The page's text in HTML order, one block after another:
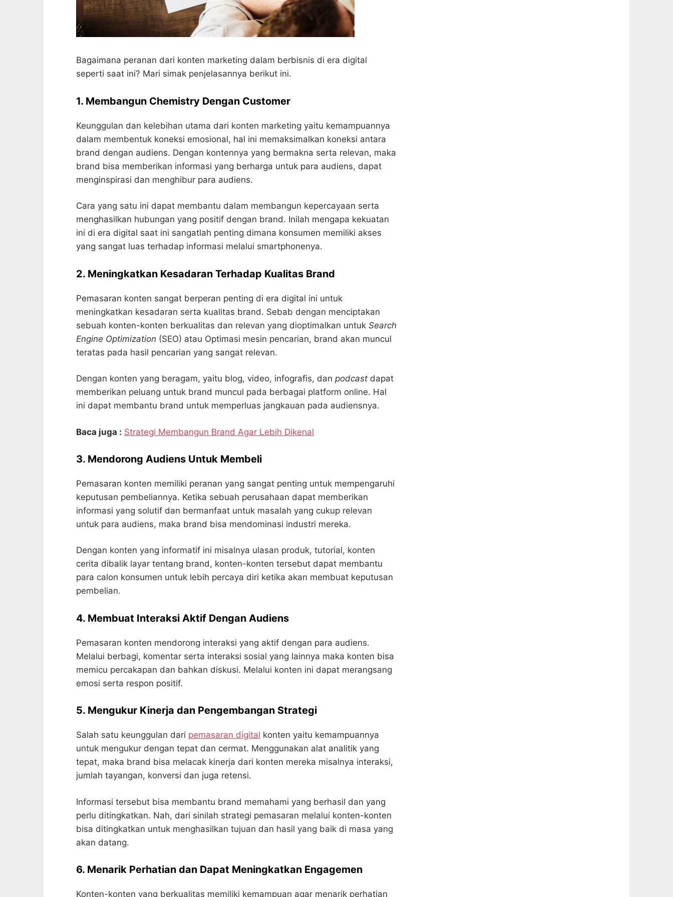
Bagaimana peranan dari konten marketing dalam berbisnis di era digital
seperti saat ini? Mari simak penjelasannya berikut ini.
1. Membangun Chemistry Dengan Customer
Keunggulan dan kelebihan utama dari konten marketing yaitu kemampuannya
dalam membentuk koneksi emosional, hal ini memaksimalkan koneksi antara
brand dengan audiens. Dengan kontennya yang bermakna serta relevan, maka
brand bisa memberikan informasi yang berharga untuk para audiens, dapat
menginspirasi dan menghibur para audiens.
Cara yang satu ini dapat membantu dalam membangun kepercayaan serta
menghasilkan hubungan yang positif dengan brand. Inilah mengapa kekuatan
ini di era digital saat ini sangatlah penting dimana konsumen memiliki akses
yang sangat luas terhadap informasi melalui smartphonenya.
2. Meningkatkan Kesadaran Terhadap Kualitas Brand
Pemasaran konten sangat berperan penting di era digital ini untuk
meningkatkan kesadaran serta kualitas brand. Sebab dengan menciptakan
sebuah konten-konten berkualitas dan relevan yang dioptimalkan untuk Search
Engine Optimization (SEO) atau Optimasi mesin pencarian, brand akan muncul
teratas pada hasil pencarian yang sangat relevan.
Dengan konten yang beragam, yaitu blog, video, infografis, dan podcast dapat
memberikan peluang untuk brand muncul pada berbagai platform online. Hal
ini dapat membantu brand untuk memperluas jangkauan pada audiensnya.
Baca juga : Strategi Membangun Brand Agar Lebih Dikenal
3. Mendorong Audiens Untuk Membeli
Pemasaran konten memiliki peranan yang sangat penting untuk mempengaruhi
keputusan pembeliannya. Ketika sebuah perusahaan dapat memberikan
informasi yang solutif dan bermanfaat untuk masalah yang cukup relevan
untuk para audiens, maka brand bisa mendominasi industri mereka.
Dengan konten yang informatif ini misalnya ulasan produk, tutorial, konten
cerita dibalik layar tentang brand, konten-konten tersebut dapat membantu
para calon konsumen untuk lebih percaya diri ketika akan membuat keputusan
pembelian.
4. Membuat Interaksi Aktif Dengan Audiens
Pemasaran konten mendorong interaksi yang aktif dengan para audiens.
Melalui berbagi, komentar serta interaksi sosial yang lainnya maka konten bisa
memicu percakapan dan bahkan diskusi. Melalui konten ini dapat merangsang
emosi serta respon positif.
5. Mengukur Kinerja dan Pengembangan Strategi
Salah satu keunggulan dari pemasaran digital konten yaitu kemampuannya
untuk mengukur dengan tepat dan cermat. Menggunakan alat analitik yang
tepat, maka brand bisa melacak kinerja dari konten mereka misalnya interaksi,
jumlah tayangan, konversi dan juga retensi.
Informasi tersebut bisa membantu brand memahami yang berhasil dan yang
perlu ditingkatkan. Nah, dari sinilah strategi pemasaran melalui konten-konten
bisa ditingkatkan untuk menghasilkan tujuan dan hasil yang baik di masa yang
akan datang.
6. Menarik Perhatian dan Dapat Meningkatkan Engagemen
Konten-konten yang berkualitas memiliki kemampuan agar menarik perhatian